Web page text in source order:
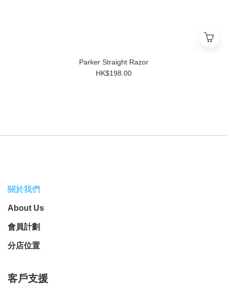
Parker Straight Razor
HK$198.00
關於我們
About Us
會員計劃
分店位置
客戶支援